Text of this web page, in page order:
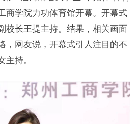
商学院力功体育馆开幕。开幕式
校长王提主持。结果，相关画面
，网友说，开幕式引人注目的不
主持。